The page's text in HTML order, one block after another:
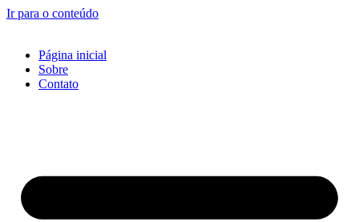
Ir para o conteúdo
Página inicial
Sobre
Contato